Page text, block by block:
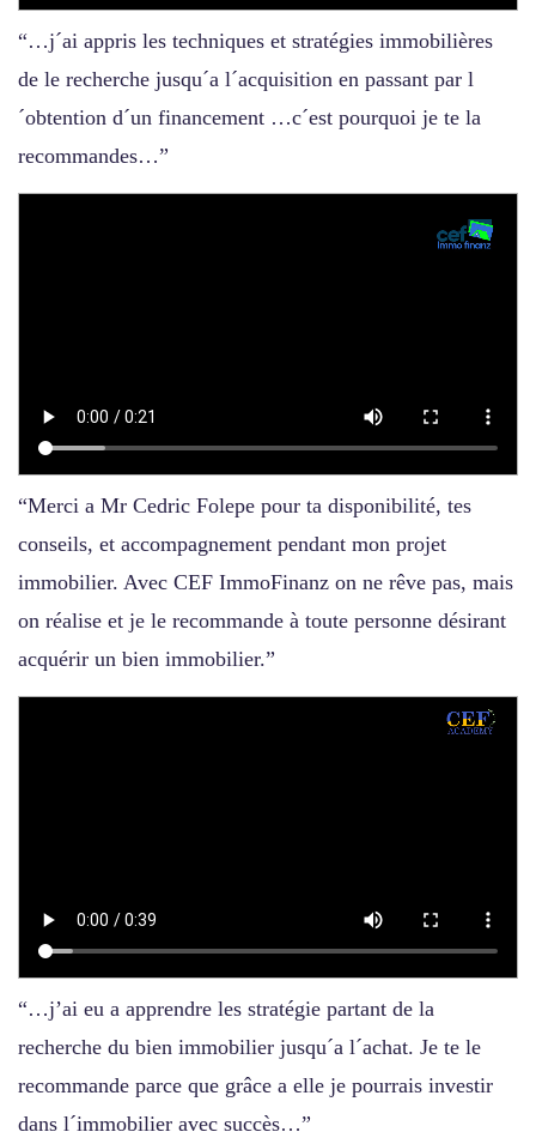
“…j´ai appris les techniques et stratégies immobilières
de le recherche jusqu´a l´acquisition en passant par l
´obtention d´un financement …c´est pourquoi je te la
recommandes…”
“Merci a Mr Cedric Folepe pour ta disponibilité, tes
conseils, et accompagnement pendant mon projet
immobilier. Avec CEF ImmoFinanz on ne rêve pas, mais
on réalise et je le recommande à toute personne désirant
acquérir un bien immobilier.”
“…j’ai eu a apprendre les stratégie partant de la
recherche du bien immobilier jusqu´a l´achat. Je te le
recommande parce que grâce a elle je pourrais investir
dans l´immobilier avec succès…”